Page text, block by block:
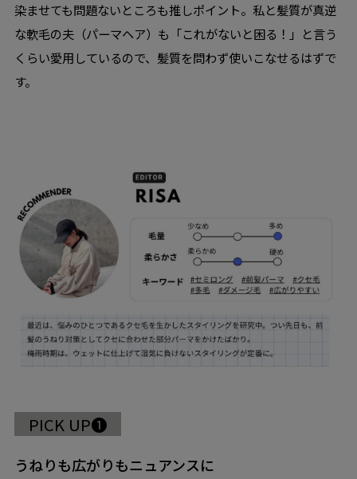
染ませても問題ないところも推しポイント。私と髪質が真逆
な軟毛の夫（パーマヘア）も「これがないと困る！」と言う
くらい愛用しているので、髪質を問わず使いこなせるはずで
す。
PICK UP❶
うねりも広がりもニュアンスに